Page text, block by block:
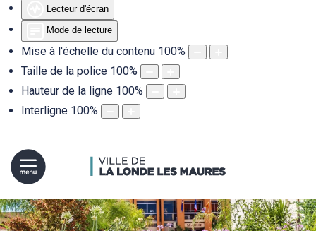
Lecteur d'écran
Mode de lecture
Mise à l'échelle du contenu 100%
Taille de la police 100%
Hauteur de la ligne 100%
Interligne 100%